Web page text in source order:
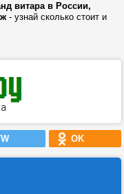
витара в России,
- узнай сколько стоит и
OK